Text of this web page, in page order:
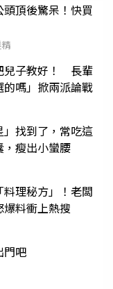
頂後驚呆！快買
兒子教好！ 長輩
嗎」掀兩派論戰
找到了，常吃這
，瘦出小蠻腰
理秘方」！老闆
料衝上熱搜
門吧